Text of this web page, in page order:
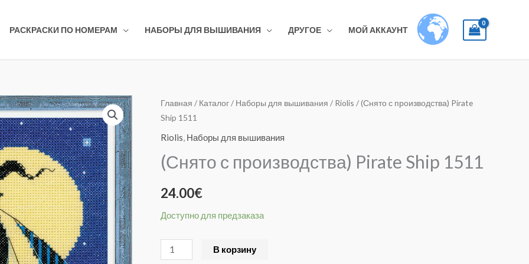
РАСКРАСКИ ПО НОМЕРАМ НАБОРЫ ДЛЯ ВЫШИВАНИЯ ДРУГОЕ МОЙ АККАУНТ
Главная / Каталог/ Наборы для вышивания / Riolis / (Снято с производства) Pirate
Ship 1511
Riolis, Наборы для вышивания
(Снято с производства) Pirate Ship 1511
24.00€
Доступно для предзаказа
Количество
товара
(Снято
производства)
Ship
1511
В корзину